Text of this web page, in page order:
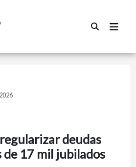
deudas
17 mil jubilados